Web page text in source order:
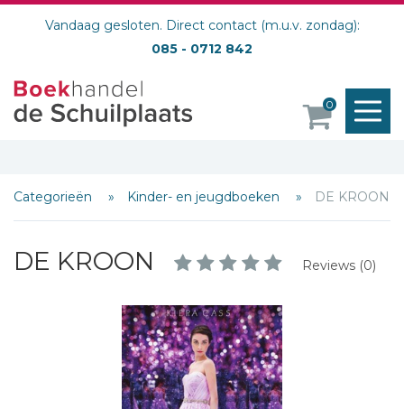
Vandaag gesloten. Direct contact (m.u.v. zondag):
085 - 0712 842
0
Categorieën Kinder- en jeugdboeken DE KROON
DE KROON Reviews (0)